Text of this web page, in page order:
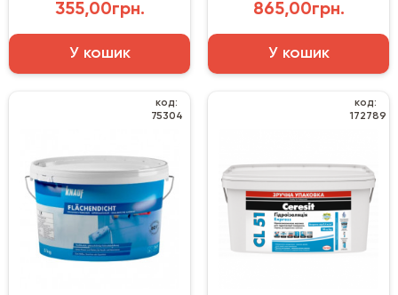
355,00грн.
У кошик
865,00грн.
У кошик
код:
75304
код:
172789